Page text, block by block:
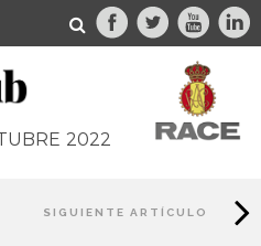
2022
SIGUIENTE ARTÍCULO